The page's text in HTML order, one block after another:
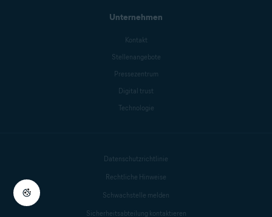
Unternehmen
Kontakt
Stellenangebote
Pressezentrum
Digital trust
Technologie
Datenschutzrichtlinie
Rechtliche Hinweise
Schwachstelle melden
Sicherheitsabteilung kontaktieren